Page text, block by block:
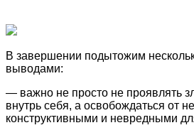
В завершении подытожим
выводами:
— важно не просто не проявлять
внутрь себя, а освобождаться от
конструктивными и невредными